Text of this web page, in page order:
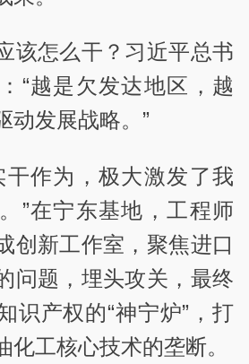
该怎么干？习近平总书
“越是欠发达地区，越
动发展战略。”
干作为，极大激发了我
”在宁东基地，工程师
创新工作室，聚焦进口
问题，埋头攻关，最终
识产权的“神宁炉”，打
化工核心技术的垄断。